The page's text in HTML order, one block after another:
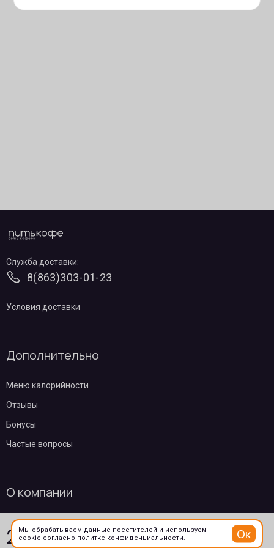
289₽ / 220мл В корзину
Служба доставки:
8(863)303-01-23
Условия доставки
Дополнительно
Меню калорийности
Отзывы
Бонусы
Частые вопросы
О компании
Контакты
Эквайринг
Мы обрабатываем данные посетителей и используем
cookie согласно политке конфиденциальности. Ок